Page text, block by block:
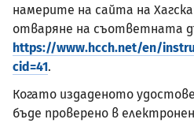
намерите на сайта на
отваряне на съответната
https://www.hcch.net/en/
cid=41.
Когато издаденото
бъде проверено в